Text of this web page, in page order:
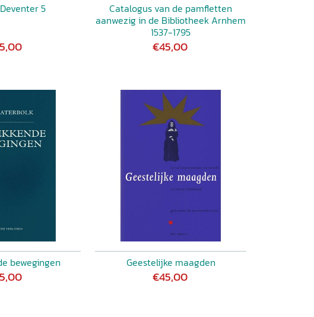
5
Catalogus van de pamfletten
aanwezig in de Bibliotheek Arnhem
1537-1795
€45,00
bewegingen Geestelijke maagden
€45,00